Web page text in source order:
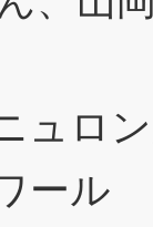
ュロ
ール